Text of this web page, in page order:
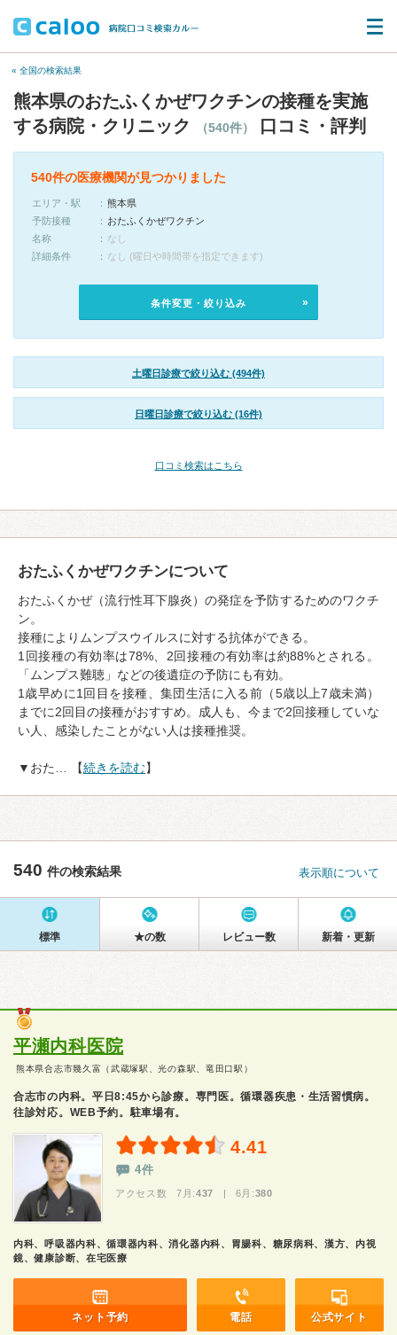
« 全国の検索結果
熊本県のおたふくかぜワクチンの接種を実施
する病院・クリニック
（540件） 口コミ・評判
540件の医療機関が見つかりました
エリア・駅
熊本県
予防接種
おたふくかぜワクチン
名称
なし
詳細条件
なし (曜日や時間帯を指定できます)
条件変更・絞り込み
土曜日診療で絞り込む (494件)
日曜日診療で絞り込む (16件)
口コミ検索はこちら
おたふくかぜワクチンについて
おたふくかぜ（流行性耳下腺炎）の発症を予防するためのワクチ
ン。
接種によりムンプスウイルスに対する抗体ができる。
1回接種の有効率は78%、2回接種の有効率は約88%とされる。
「ムンプス難聴」などの後遺症の予防にも有効。
1歳早めに1回目を接種、集団生活に入る前（5歳以上7歳未満）
までに2回目の接種がおすすめ。成人も、今まで2回接種していな
い人、感染したことがない人は接種推奨。
▼おた… 【続きを読む】
540 件の検索結果 表示順について
標準 ★の数 レビュー数 新着・更新
平瀬内科医院
熊本県合志市幾久富（武蔵塚駅、光の森駅、竜田口駅）
合志市の内科。平日8:45から診療。専門医。循環器疾患・生活習慣病。
往診対応。WEB予約。駐車場有。
4.41
4件
アクセス数 7月:437 | 6月:380
内科、呼吸器内科、循環器内科、消化器内科、胃腸科、糖尿病科、漢方、内視
鏡、健康診断、在宅医療
ネット予約 電話 公式サイト